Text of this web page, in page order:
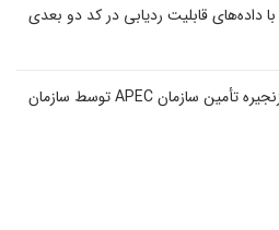
داده‌های قابلیت ردیابی در کد دو بعدی
تسهیل اجرای طرح آزمایشی زنجیره تأمین سازمان APEC توسط سازمان